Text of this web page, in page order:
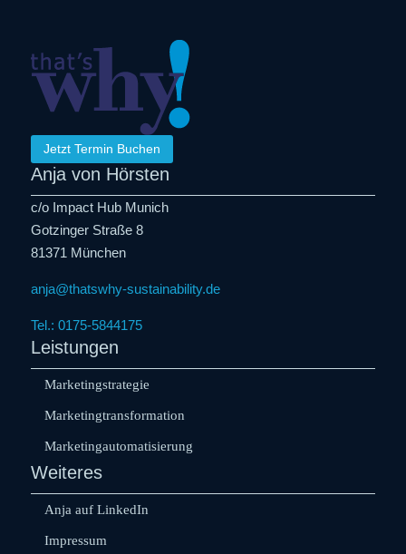
Jetzt Termin Buchen
Anja von Hörsten
c/o Impact Hub Munich
Gotzinger Straße 8
81371 München
anja@thatswhy-sustainability.de
Tel.: 0175-5844175
Leistungen
Marketingstrategie
Marketingtransformation
Marketingautomatisierung
Weiteres
Anja auf LinkedIn
Impressum